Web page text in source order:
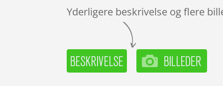
Yderligere beskrivelse og flere